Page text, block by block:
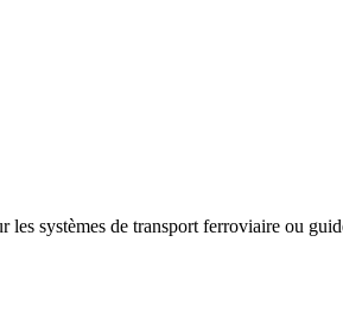
systèmes de transport ferroviaire ou